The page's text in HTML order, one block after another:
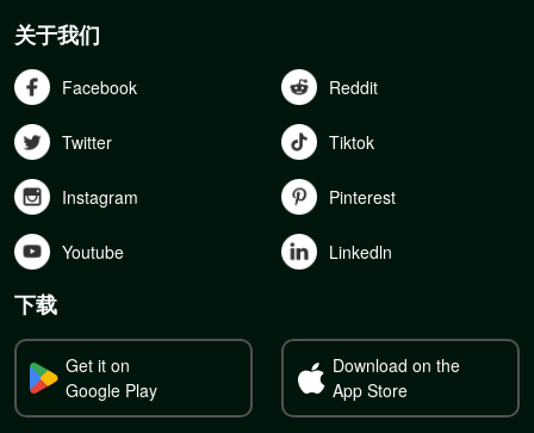
关于我们
Facebook Reddit
Twitter Tiktok
Instagram Pinterest
Youtube Linkedln
下载
Get it on
Google Play
Download on the
App Store